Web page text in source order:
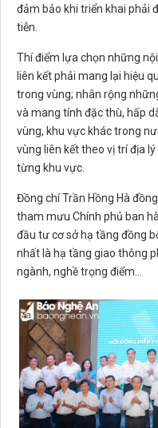
đảm bảo khi triển khai phải
tiễn.
Thí điểm lựa chọn những
liên kết phải mang lại hiệu
trong vùng; nhân rộng
và mang tính đặc thù, hấp
vùng, khu vực khác trong
vùng liên kết theo vị trí địa
từng khu vực.
Đồng chí Trần Hồng Hà
tham mưu Chính phủ ban
đầu tư cơ sở hạ tầng đồng
nhất là hạ tầng giao thông
ngành, nghề trọng điểm...